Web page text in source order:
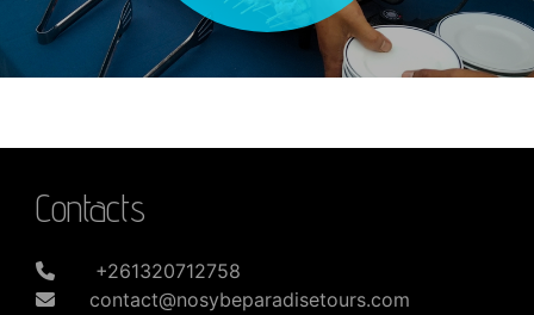
Contacts
+261320712758
contact@nosybeparadisetours.com